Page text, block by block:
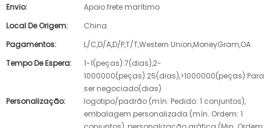
Envio:
Apoio frete marítimo
Local De Origem:
China
Pagamentos:
L/C,D/A,D/P,T/T,Western Union,MoneyGram,OA
Tempo De Espera:
1-1(peças):7(dias),2-
1000000(peças):25(dias),>1000000(peças):Para
ser negociado(dias)
Personalização:
logotipo/padrão (mín. Pedido: 1 conjuntos),
embalagem personalizada (mín. Ordem: 1